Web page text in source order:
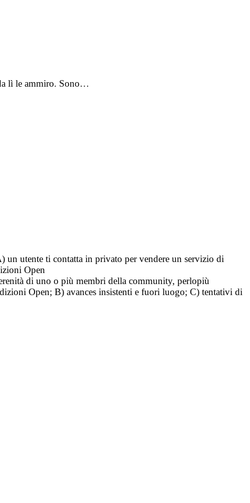
lì le ammiro. Sono…
utente ti contatta in privato per vendere un servizio di
Open
di uno o più membri della community, perlopiù
Open; B) avances insistenti e fuori luogo; C) tentativi di